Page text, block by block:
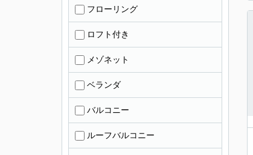
フローリング
ロフト付き
メゾネット
ベランダ
バルコニー
ルーフバルコニー